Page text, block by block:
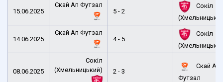
15.06.2025
Скай Ап Футзал
5 - 2
Сокіл
14.06.2025
Скай Ап Футзал
4 - 5
Сокіл
08.06.2025
Сокіл
(Хмельницький)
2 - 3
Скай Ап
Футзал